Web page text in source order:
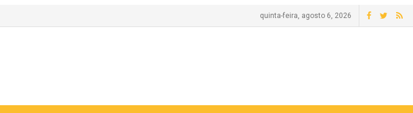
quinta-feira, agosto 6, 2026